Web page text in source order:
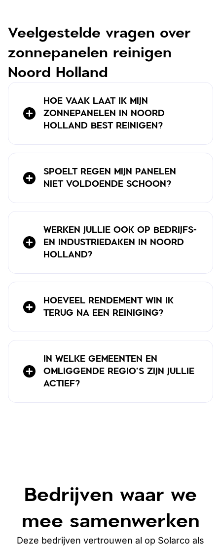
Veelgestelde vragen over
zonnepanelen reinigen
Noord Holland
HOE VAAK LAAT IK MIJN
ZONNEPANELEN IN NOORD
HOLLAND BEST REINIGEN?
SPOELT REGEN MIJN PANELEN
NIET VOLDOENDE SCHOON?
WERKEN JULLIE OOK OP BEDRIJFS-
EN INDUSTRIEDAKEN IN NOORD
HOLLAND?
HOEVEEL RENDEMENT WIN IK
TERUG NA EEN REINIGING?
IN WELKE GEMEENTEN EN
OMLIGGENDE REGIO'S ZIJN JULLIE
ACTIEF?
Bedrijven waar we
mee samenwerken
Deze bedrijven vertrouwen al op Solarco als